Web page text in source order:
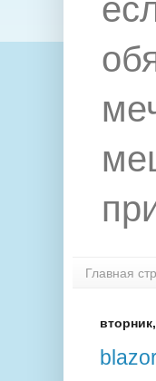
Главная